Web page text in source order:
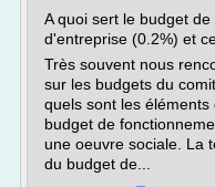
A quoi sert le budget
d'entreprise (0.2%) et
Très souvent nous
sur les budgets du
quels sont les
budget de
une oeuvre sociale. La
du budget de...